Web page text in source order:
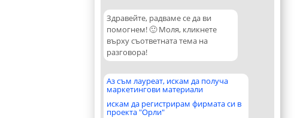
Здравейте, радваме се да ви
помогнем! 🙂 Моля, кликнете
върху съответната тема на
разговора!
Аз съм лауреат, искам да получа
маркетингови материали
искам да регистрирам фирмата си в
проекта "Орли"